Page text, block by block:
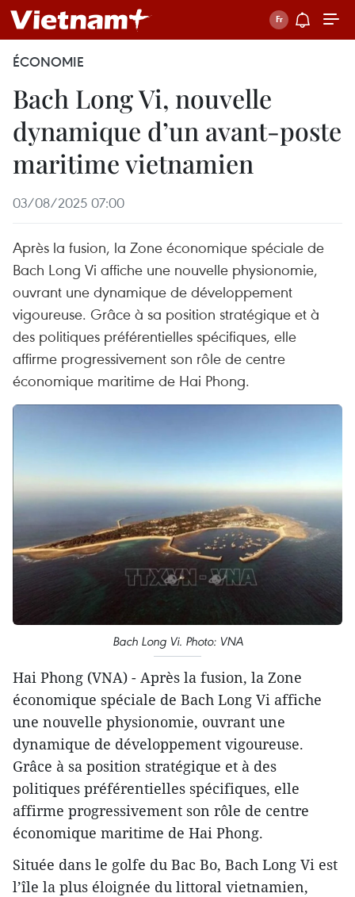
ÉCONOMIE
Bach Long Vi, nouvelle
dynamique d’un avant-poste
maritime vietnamien
03/08/2025 07:00
Après la fusion, la Zone économique spéciale de
Bach Long Vi affiche une nouvelle physionomie,
ouvrant une dynamique de développement
vigoureuse. Grâce à sa position stratégique et à
des politiques préférentielles spécifiques, elle
affirme progressivement son rôle de centre
économique maritime de Hai Phong.
Bach Long Vi. Photo: VNA
Hai Phong (VNA) - Après la fusion, la Zone
économique spéciale de Bach Long Vi affiche
une nouvelle physionomie, ouvrant une
dynamique de développement vigoureuse.
Grâce à sa position stratégique et à des
politiques préférentielles spécifiques, elle
affirme progressivement son rôle de centre
économique maritime de Hai Phong.
Située dans le golfe du Bac Bo, Bach Long Vi est
l’île la plus éloignée du littoral vietnamien,